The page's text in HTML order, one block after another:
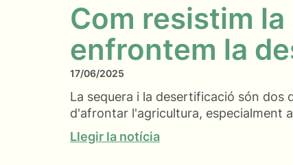
Com resistim
enfrontem la
17/06/2025
La sequera i la desertificació són dos
d'afrontar l'agricultura, especialment
Llegir la notícia